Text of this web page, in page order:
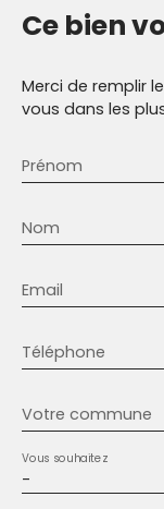
Ce bien
Merci de remplir
vous dans les
Prénom
Nom
Email
Téléphone
Votre commune
-
Vous souhaitez